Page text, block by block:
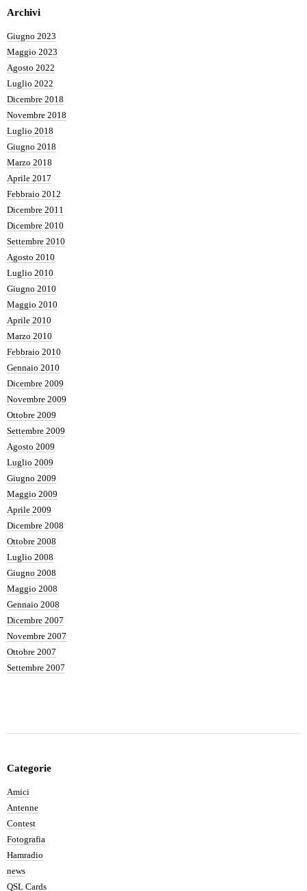
Archivi
Giugno 2023
Maggio 2023
Agosto 2022
Luglio 2022
Dicembre 2018
Novembre 2018
Luglio 2018
Giugno 2018
Marzo 2018
Aprile 2017
Febbraio 2012
Dicembre 2011
Dicembre 2010
Settembre 2010
Agosto 2010
Luglio 2010
Giugno 2010
Maggio 2010
Aprile 2010
Marzo 2010
Febbraio 2010
Gennaio 2010
Dicembre 2009
Novembre 2009
Ottobre 2009
Settembre 2009
Agosto 2009
Luglio 2009
Giugno 2009
Maggio 2009
Aprile 2009
Dicembre 2008
Ottobre 2008
Luglio 2008
Giugno 2008
Maggio 2008
Gennaio 2008
Dicembre 2007
Novembre 2007
Ottobre 2007
Settembre 2007
Categorie
Amici
Antenne
Contest
Fotografia
Hamradio
news
QSL Cards